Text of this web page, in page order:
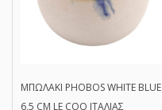
ΜΠΩΛΑΚΙ PHOBOS WHITE BLUE
6,5 CM LE COQ ΙΤΑΛΙΑΣ